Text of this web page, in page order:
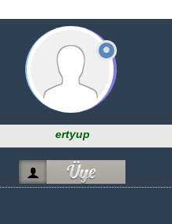
ertyup